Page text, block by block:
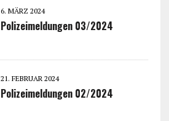
6. MÄRZ 2024
Polizeimeldungen 03/2024
21. FEBRUAR 2024
Polizeimeldungen 02/2024